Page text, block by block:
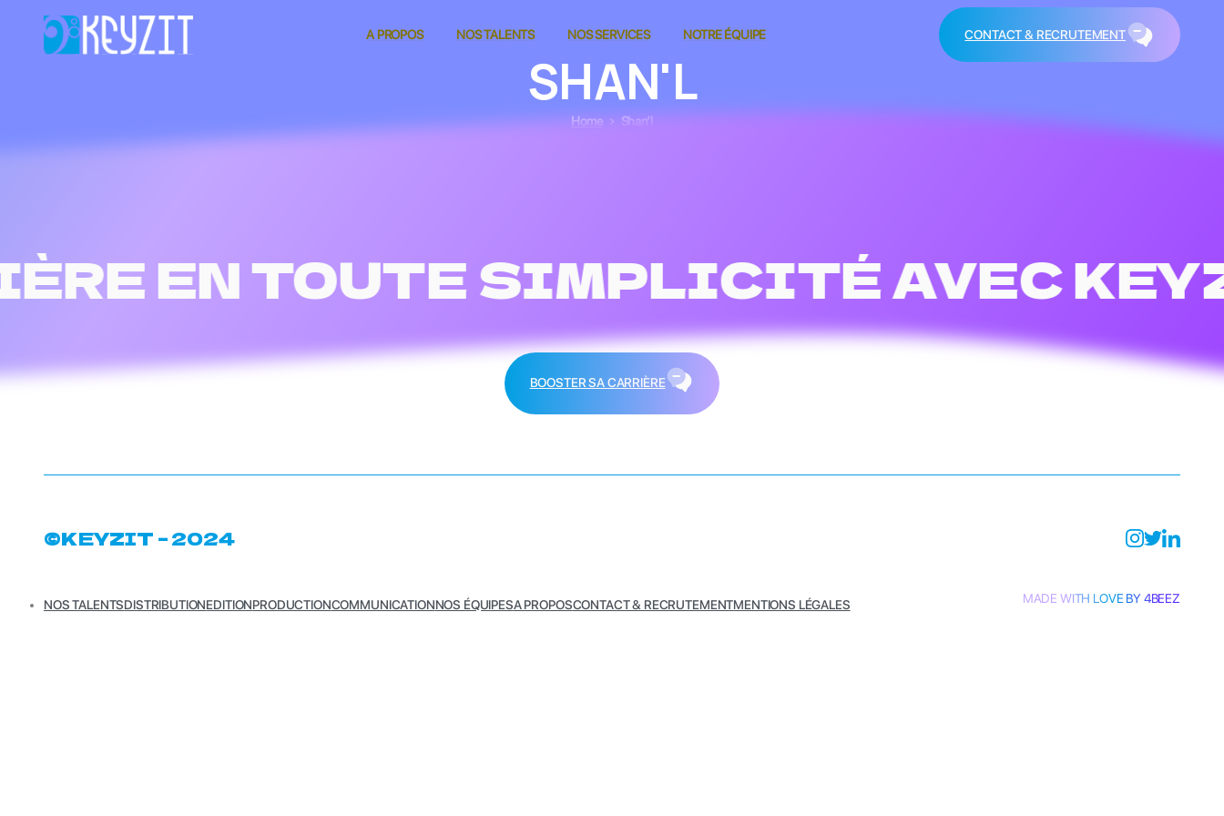
A PROPOS NOS TALENTS NOS SERVICES NOTRE ÉQUIPE CONTACT & RECRUTEMENT
SHAN'L
Home Shan’l
EN TOUTE SIMPLICITÉ AVEC
BOOSTER SA CARRIÈRE
©KEYZIT – 2024
NOS TALENTSDISTRIBUTIONEDITIONPRODUCTIONCOMMUNICATIONNOS ÉQUIPESA PROPOSCONTACT & RECRUTEMENTMENTIONS LÉGALES MADE WITH LOVE BY 4BEEZ